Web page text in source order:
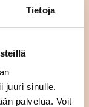
Tietoja
juuri sinulle.
palvelua. Voit
yhtä
kanssa.
hakeutua kaikille